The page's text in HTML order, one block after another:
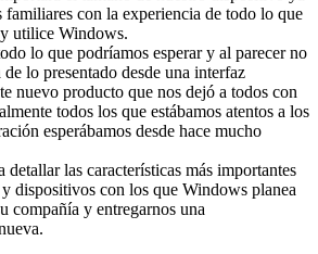
familiares con la experiencia de todo lo que
utilice Windows.
lo que podríamos esperar y al parecer no
lo presentado desde una interfaz
nuevo producto que nos dejó a todos con
todos los que estábamos atentos a los
esperábamos desde hace mucho
detallar las características más importantes
dispositivos con los que Windows planea
compañía y entregarnos una